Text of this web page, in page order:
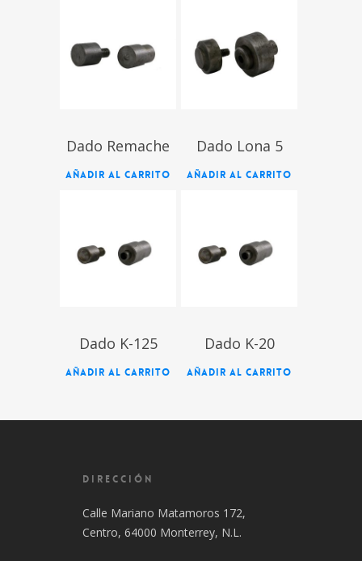
Dado Remache
AÑADIR AL CARRITO
$
Dado Lona 5
AÑADIR AL CARRITO
Dado K-125
AÑADIR AL CARRITO
Dado K-20
AÑADIR AL CARRITO
DIRECCIÓN
Calle Mariano Matamoros 172,
Centro, 64000 Monterrey, N.L.